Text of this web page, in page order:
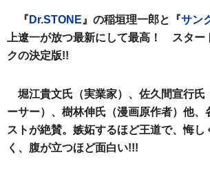
『 Dr.STONE 』の稲垣理一郎と『サン
上遼一が放つ最新にして最高！ スター
クの決定版!!
堀江貴文氏（実業家）、佐久間宣行氏
ーサー）、樹林伸氏（漫画原作者）他、
ストが絶賛。嫉妬するほど王道で、悔し
く、腹が立つほど面白い!!!